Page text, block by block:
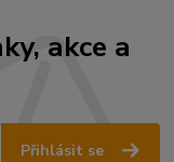
akce a
Přihlásit se